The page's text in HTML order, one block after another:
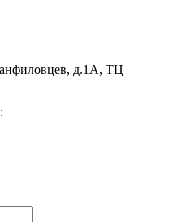
д.1А, ТЦ